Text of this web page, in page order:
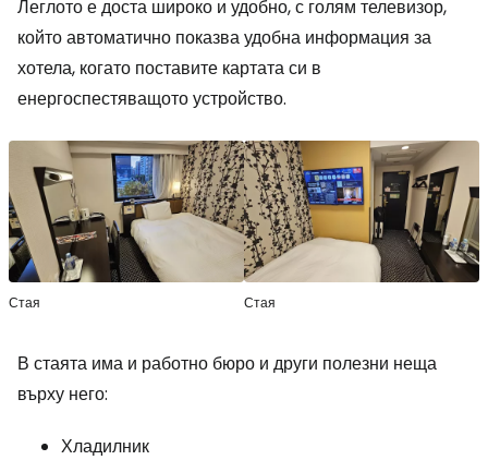
Леглото е доста широко и удобно, с голям телевизор,
който автоматично показва удобна информация за
хотела, когато поставите картата си в
енергоспестяващото устройство.
Стая Стая
В стаята има и работно бюро и други полезни неща
върху него:
Хладилник